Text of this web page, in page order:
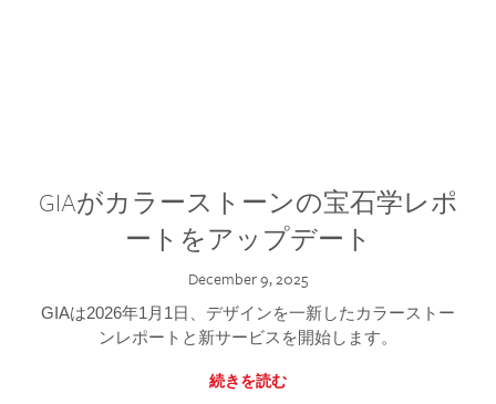
GIAがカラーストーンの宝石学レポ
ートをアップデート
December 9, 2025
GIAは2026年1月1日、デザインを一新したカラーストー
ンレポートと新サービスを開始します。
続きを読む